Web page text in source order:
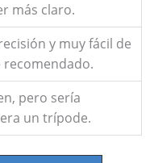
más claro.
y muy fácil de
pero sería
un trípode.